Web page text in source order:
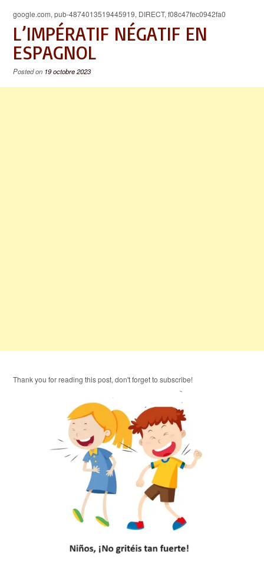
google.com, pub-4874013519445919, DIRECT, f08c47fec0942fa0
L’IMPÉRATIF NÉGATIF EN
ESPAGNOL
Posted on 19 octobre 2023
Thank you for reading this post, don't forget to subscribe!